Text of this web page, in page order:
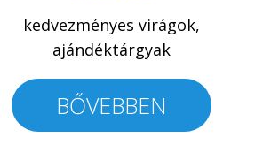
kedvezményes virágok,
ajándéktárgyak
BŐVEBBEN